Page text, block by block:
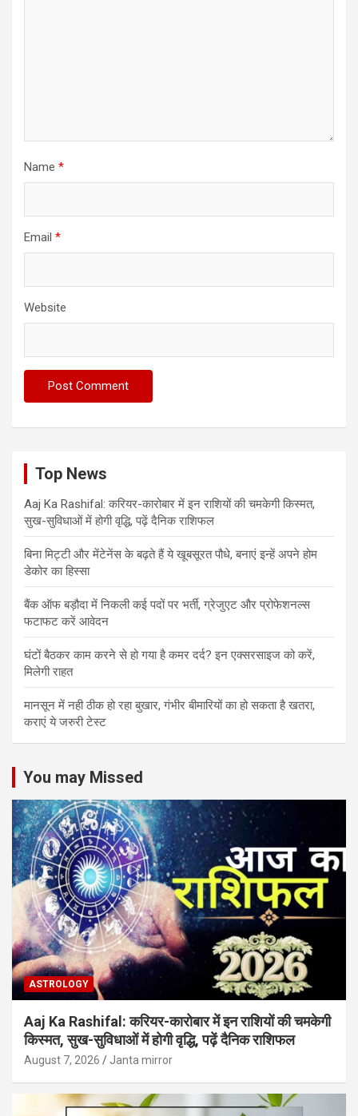
Name *
Email *
Website
Top News
Aaj Ka Rashifal: करियर-कारोबार में इन राशियों की चमकेगी किस्मत,
सुख-सुविधाओं में होगी वृद्धि, पढ़ें दैनिक राशिफल
बिना मिट्टी और मेंटेनेंस के बढ़ते हैं ये खूबसूरत पौधे, बनाएं इन्‍हें अपने होम
डेकोर का हिस्‍सा
बैंक ऑफ बड़ौदा में निकली कई पदों पर भर्ती, ग्रेजुएट और प्रोफेशनल्स
फटाफट करें आवेदन
घंटों बैठकर काम करने से हो गया है कमर दर्द? इन एक्सरसाइज को करें,
मिलेगी राहत
मानसून में नही ठीक हो रहा बुखार, गंभीर बीमारियों का हो सकता है खतरा,
कराएं ये जरुरी टेस्ट
You may Missed
ASTROLOGY
Aaj Ka Rashifal: करियर-कारोबार में इन राशियों की चमकेगी
किस्मत, सुख-सुविधाओं में होगी वृद्धि, पढ़ें दैनिक राशिफल
August 7, 2026 Janta mirror